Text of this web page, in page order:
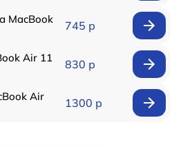
MacBook
745 р
Air 11
830 р
Air
1300 р